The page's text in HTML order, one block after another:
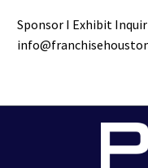
Sponsor I Exhibit